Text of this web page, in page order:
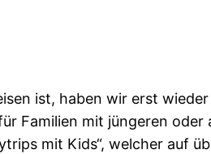
ist, haben wir erst
Familien mit jüngeren
mit Kids“, welcher auf